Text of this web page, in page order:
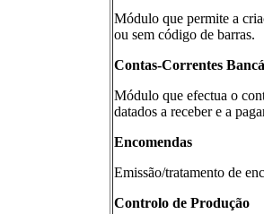
Módulo que permite a
ou sem código de barras.
Contas-Correntes
Módulo que efectua o
datados a receber e a
Encomendas
Emissão/tratamento de
Controlo de Produção